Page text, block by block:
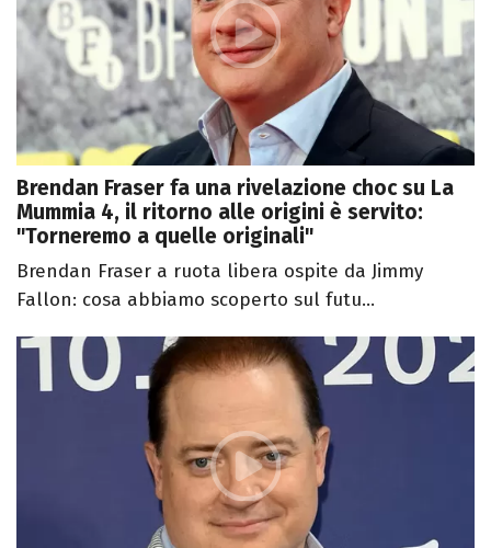
Brendan Fraser fa una rivelazione choc su La
Mummia 4, il ritorno alle origini è servito:
"Torneremo a quelle originali"
Brendan Fraser a ruota libera ospite da Jimmy
Fallon: cosa abbiamo scoperto sul futu...